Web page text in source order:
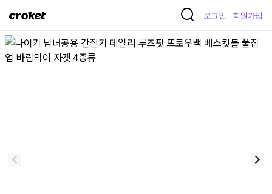
크
켓
로그인 회원가입